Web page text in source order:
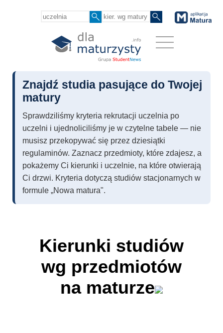
Znajdź studia pasujące do Twojej
matury
Sprawdziliśmy kryteria rekrutacji uczelnia po
uczelni i ujednoliciliśmy je w czytelne tabele — nie
musisz przekopywać się przez dziesiątki
regulaminów. Zaznacz przedmioty, które zdajesz, a
pokażemy Ci kierunki i uczelnie, na które otwierają
Ci drzwi. Kryteria dotyczą studiów stacjonarnych w
formule „Nowa matura".
Kierunki studiów
wg przedmiotów
na maturze